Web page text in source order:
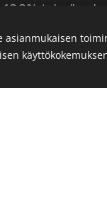
100% teholla.
jälkeen.
asianmukaisen